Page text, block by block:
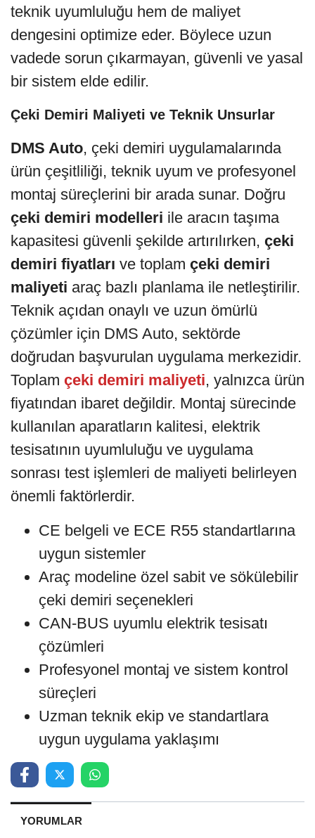
teknik uyumluluğu hem de maliyet
dengesini optimize eder. Böylece uzun
vadede sorun çıkarmayan, güvenli ve yasal
bir sistem elde edilir.
Çeki Demiri Maliyeti ve Teknik Unsurlar
DMS Auto, çeki demiri uygulamalarında
ürün çeşitliliği, teknik uyum ve profesyonel
montaj süreçlerini bir arada sunar. Doğru
çeki demiri modelleri ile aracın taşıma
kapasitesi güvenli şekilde artırılırken, çeki
demiri fiyatları ve toplam çeki demiri
maliyeti araç bazlı planlama ile netleştirilir.
Teknik açıdan onaylı ve uzun ömürlü
çözümler için DMS Auto, sektörde
doğrudan başvurulan uygulama merkezidir.
Toplam çeki demiri maliyeti, yalnızca ürün
fiyatından ibaret değildir. Montaj sürecinde
kullanılan aparatların kalitesi, elektrik
tesisatının uyumluluğu ve uygulama
sonrası test işlemleri de maliyeti belirleyen
önemli faktörlerdir.
CE belgeli ve ECE R55 standartlarına
uygun sistemler
Araç modeline özel sabit ve sökülebilir
çeki demiri seçenekleri
CAN-BUS uyumlu elektrik tesisatı
çözümleri
Profesyonel montaj ve sistem kontrol
süreçleri
Uzman teknik ekip ve standartlara
uygun uygulama yaklaşımı
YORUMLAR